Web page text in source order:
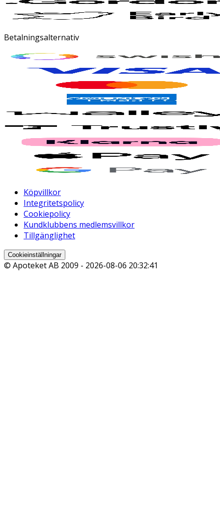
Betalningsalternativ
Köpvillkor
Integritetspolicy
Cookiepolicy
Kundklubbens medlemsvillkor
Tillgänglighet
Cookieinställningar
© Apoteket AB 2009 - 2026-08-06 20:32:41